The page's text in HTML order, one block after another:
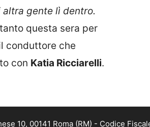
altra gente lì dentro.
questa sera per
conduttore che
con Katia Ricciarelli.
10, 00141 Roma (RM) - Codice